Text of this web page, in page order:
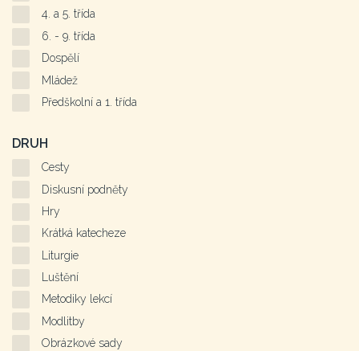
4. a 5. třída
6. - 9. třída
Dospělí
Mládež
Předškolní a 1. třída
DRUH
Cesty
Diskusní podněty
Hry
Krátká katecheze
Liturgie
Luštění
Metodiky lekcí
Modlitby
Obrázkové sady